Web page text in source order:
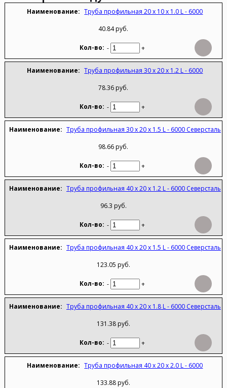
Труба профильная 20 х 10 х 1.0 L - 6000
40.84 руб.
- +
Труба профильная 30 х 20 х 1.2 L - 6000
78.36 руб.
- +
Труба профильная 30 х 20 х 1.5 L - 6000 Северсталь
98.66 руб.
- +
Труба профильная 40 х 20 х 1.2 L - 6000 Северсталь
96.3 руб.
- +
Труба профильная 40 х 20 х 1.5 L - 6000 Северсталь
123.05 руб.
- +
Труба профильная 40 х 20 х 1.8 L - 6000 Северсталь
131.38 руб.
- +
Труба профильная 40 х 20 х 2.0 L - 6000
133.88 руб.